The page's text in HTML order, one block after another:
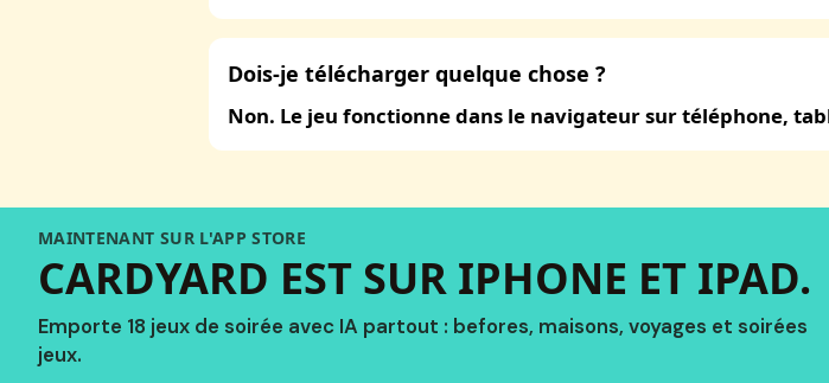
Dois-je télécharger quelque chose ?
Non. Le jeu fonctionne dans le navigateur sur téléphone,
MAINTENANT SUR L'APP STORE
CARDYARD EST SUR IPHONE ET IPAD.
Emporte 18 jeux de soirée avec IA partout : befores, maisons, voyages et soirées
jeux.